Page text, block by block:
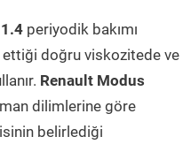
periyodik bakımı
doğru viskozitede ve
Renault Modus
dilimlerine göre
belirlediği